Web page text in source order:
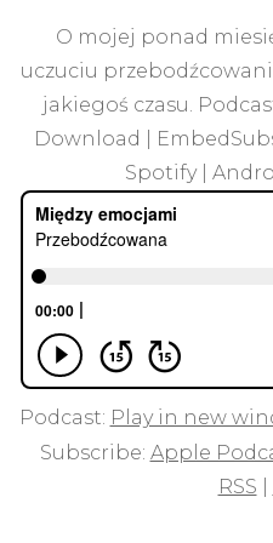
O mojej ponad
uczuciu
jakiegoś czasu.
Download |
Spotify |
Podcast: Play in new
Subscribe: Apple
RSS